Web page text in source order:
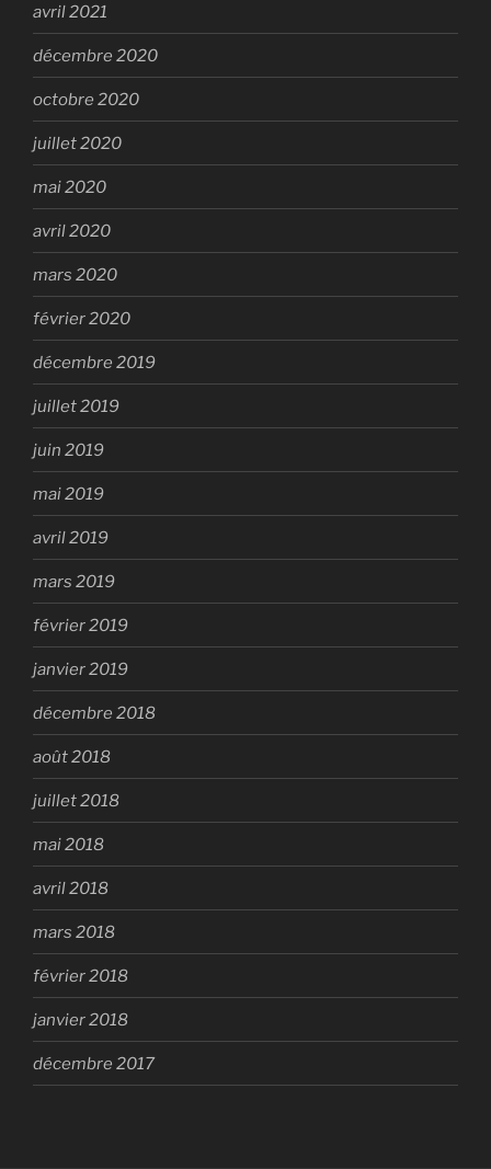
avril 2021
décembre 2020
octobre 2020
juillet 2020
mai 2020
avril 2020
mars 2020
février 2020
décembre 2019
juillet 2019
juin 2019
mai 2019
avril 2019
mars 2019
février 2019
janvier 2019
décembre 2018
août 2018
juillet 2018
mai 2018
avril 2018
mars 2018
février 2018
janvier 2018
décembre 2017